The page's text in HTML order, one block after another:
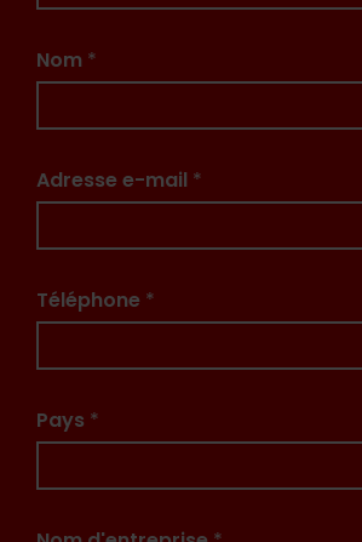
Nom *
Adresse e-mail *
Téléphone *
Pays *